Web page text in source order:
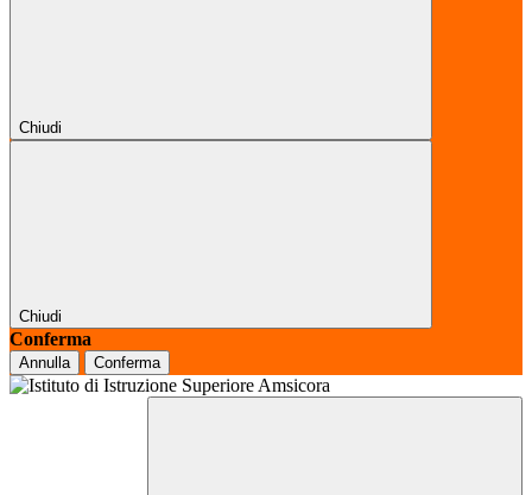
Chiudi
Chiudi
Conferma
Annulla Conferma